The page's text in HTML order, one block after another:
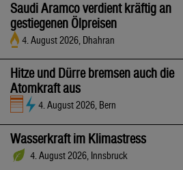
Saudi Aramco verdient kräftig an
gestiegenen Ölpreisen
4. August 2026, Dhahran
Hitze und Dürre bremsen auch die
Atomkraft aus
4. August 2026, Bern
Wasserkraft im Klimastress
4. August 2026, Innsbruck